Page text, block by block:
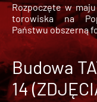
Rozpoczęte w
torowiska na
Państwu obszerną
Budowa
14